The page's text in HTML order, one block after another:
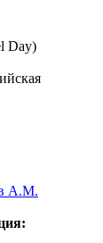
Day)
А.M.